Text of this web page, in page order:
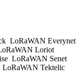
LoRaWAN Everynet
Loriot
LoRaWAN Senet
LoRaWAN Tektelic